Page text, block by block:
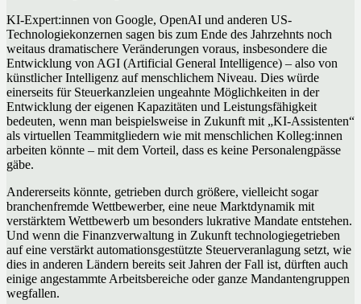
KI-Expert:innen von Google, OpenAI und anderen US-
Technologiekonzernen sagen bis zum Ende des Jahrzehnts noch
weitaus dramatischere Veränderungen voraus, insbesondere die
Entwicklung von AGI (Artificial General Intelligence) – also von
künstlicher Intelligenz auf menschlichem Niveau. Dies würde
einerseits für Steuerkanzleien ungeahnte Möglichkeiten in der
Entwicklung der eigenen Kapazitäten und Leistungsfähigkeit
bedeuten, wenn man beispielsweise in Zukunft mit „KI-Assistenten“
als virtuellen Teammitgliedern wie mit menschlichen Kolleg:innen
arbeiten könnte – mit dem Vorteil, dass es keine Personalengpässe
gäbe.
Andererseits könnte, getrieben durch größere, vielleicht sogar
branchenfremde Wettbewerber, eine neue Marktdynamik mit
verstärktem Wettbewerb um besonders lukrative Mandate entstehen.
Und wenn die Finanzverwaltung in Zukunft technologiegetrieben
auf eine verstärkt automationsgestützte Steuerveranlagung setzt, wie
dies in anderen Ländern bereits seit Jahren der Fall ist, dürften auch
einige angestammte Arbeitsbereiche oder ganze Mandantengruppen
wegfallen.